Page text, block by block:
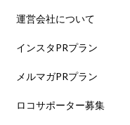
運営会社について
インスタPRプラン
メルマガPRプラン
ロコサポーター募集